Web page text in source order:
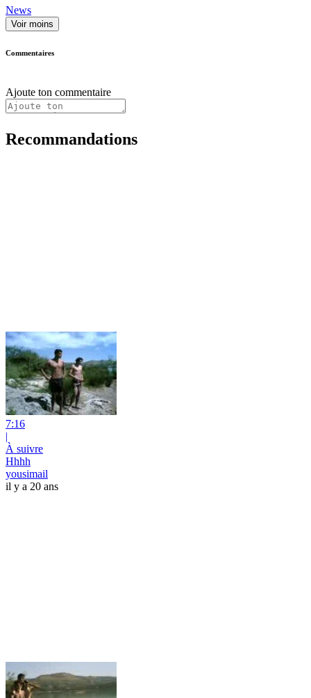
News
Voir moins
Commentaires
Ajoute ton commentaire
Recommandations
7:16
|
À suivre
Hhhh
yousimail
il y a 20 ans